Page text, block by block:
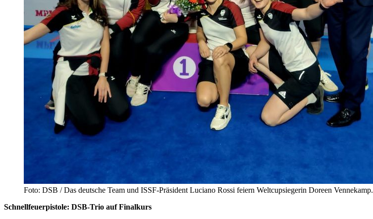
Foto: DSB / Das deutsche Team und ISSF-Präsident Luciano Rossi feiern Weltcupsiegerin Doreen Vennekamp.
Schnellfeuerpistole: DSB-Trio auf Finalkurs